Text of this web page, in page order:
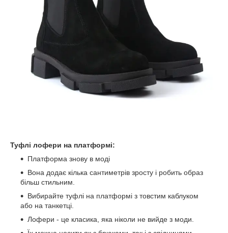
Туфлі лофери на платформі:
Платформа знову в моді
Вона додає кілька сантиметрів зросту і робить образ
більш стильним.
Вибирайте туфлі на платформі з товстим каблуком
або на танкетці.
Лофери - це класика, яка ніколи не вийде з моди.